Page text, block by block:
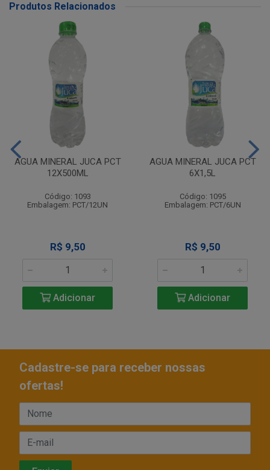
Produtos Relacionados
AGUA MINERAL JUCA PCT
12X500ML
Código: 1093
Embalagem: PCT/12UN
R$ 9,50
Adicionar
AGUA MINERAL JUCA PCT
6X1,5L
Código: 1095
Embalagem: PCT/6UN
R$ 9,50
Adicionar
Cadastre-se para receber nossas
ofertas!